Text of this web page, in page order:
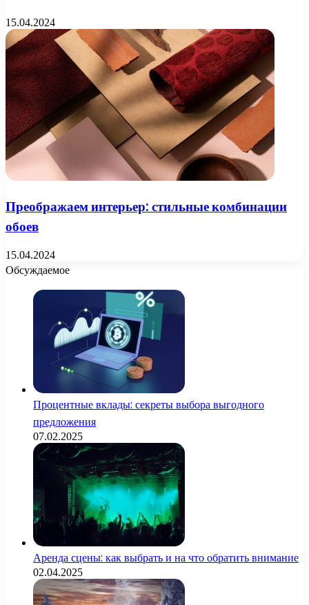
15.04.2024
Преображаем интерьер: стильные комбинации
обоев
15.04.2024
Обсуждаемое
Процентные вклады: секреты выбора выгодного
предложения
07.02.2025
Аренда сцены: как выбрать и на что обратить внимание
02.04.2025